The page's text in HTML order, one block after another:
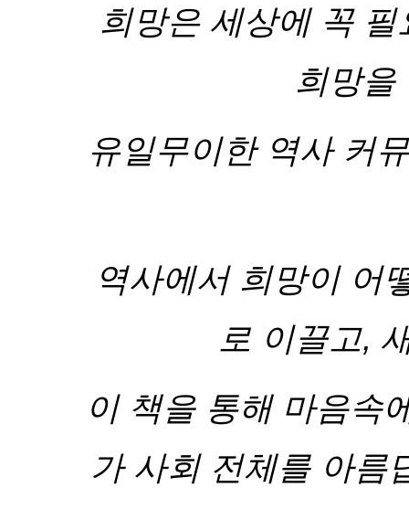
희망은 세상에 꼭
희망을
유일무이한 역사 커
역사에서 희망이 어
로 이끌고,
이 책을 통해 마음속
가 사회 전체를 아름